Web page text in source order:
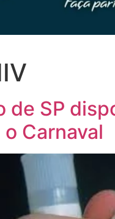
de SP
Carnaval